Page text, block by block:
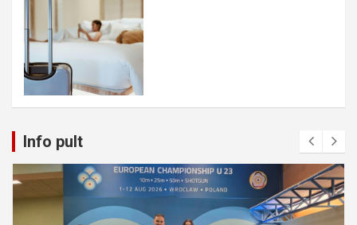
Info pult